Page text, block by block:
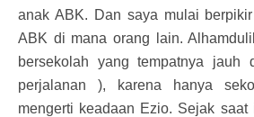
anak ABK. Dan saya mulai
ABK di mana orang lain.
bersekolah yang tempatnya
perjalanan ), karena hanya
mengerti keadaan Ezio. Sejak saat